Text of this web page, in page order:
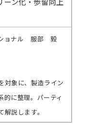
ショナル 服部 毅
対象に、製造ライン
的に整理。パーティ
説します。